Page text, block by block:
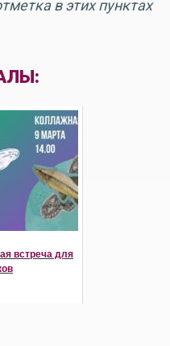
в этих пунктах
встреча для